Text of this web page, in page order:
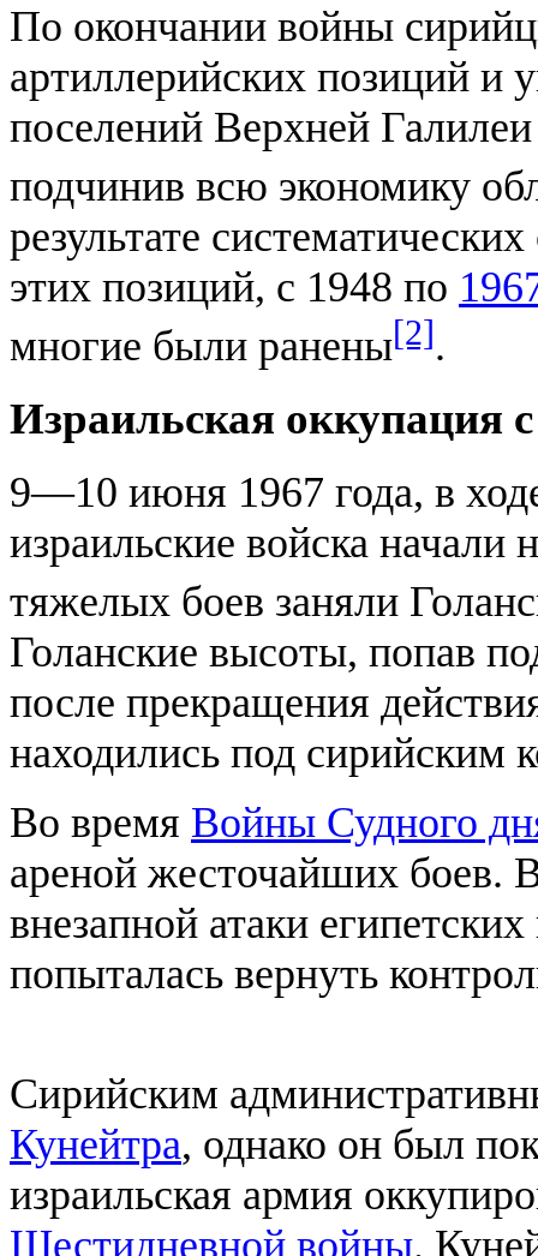
По окончании войны
артиллерийских позиций и
поселений Верхней
подчинив всю экономику
результате
этих позиций, с 1948 по
многие были ранены[2].
Израильская оккупация с
9—10 июня 1967 года, в
израильские войска начали
тяжелых боев заняли
Голанские высоты, попав
после прекращения
находились под сирийским
Во время Войны Судного
ареной жесточайших боев.
внезапной атаки
попыталась вернуть
Сирийским
Кунейтра, однако он был
израильская армия
Шестидневной войны.